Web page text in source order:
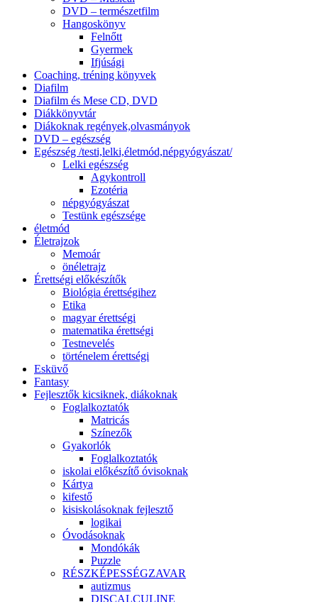
DVD – természetfilm
Hangoskönyv
Felnőtt
Gyermek
Ifjúsági
Coaching, tréning könyvek
Diafilm
Diafilm és Mese CD, DVD
Diákkönyvtár
Diákoknak regények,olvasmányok
DVD – egészség
Egészség /testi,lelki,életmód,népgyógyászat/
Lelki egészség
Agykontroll
Ezotéria
népgyógyászat
Testünk egészsége
életmód
Életrajzok
Memoár
önéletrajz
Érettségi előkészítők
Biológia érettségihez
Etika
magyar érettségi
matematika érettségi
Testnevelés
történelem érettségi
Esküvő
Fantasy
Fejlesztők kicsiknek, diákoknak
Foglalkoztatók
Matricás
Színezők
Gyakorlók
Foglalkoztatók
iskolai előkészítő óvisoknak
Kártya
kifestő
kisiskolásoknak fejlesztő
logikai
Óvodásoknak
Mondókák
Puzzle
RÉSZKÉPESSÉGZAVAR
autizmus
DISCALCULINE